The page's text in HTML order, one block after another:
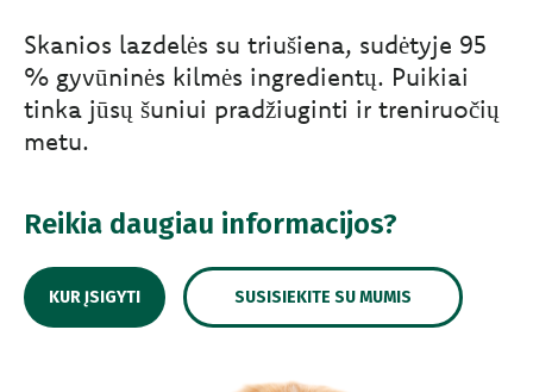
Skanios lazdelės su triušiena, sudėtyje 95
% gyvūninės kilmės ingredientų. Puikiai
tinka jūsų šuniui pradžiuginti ir treniruočių
metu.
Reikia daugiau informacijos?
KUR ĮSIGYTI SUSISIEKITE SU MUMIS